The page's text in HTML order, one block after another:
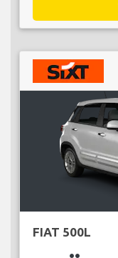
FIAT 500L